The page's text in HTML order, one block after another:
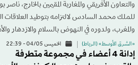
والتعاون الأفريقي والمغاربة المقيمين بالخارج،
للملك محمد السادس لالتزامه بتوطيد العلاقات
والمغرب، ولدوره في النهوض بالسلام والازدهار
«الشرق الأوسط» (الرباط) الخميس 04/05 - 22:39
إدانة 4 أعضاء في مجموعة متطرفة